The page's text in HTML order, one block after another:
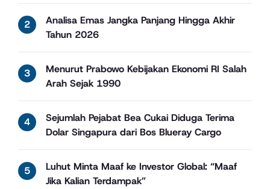
Analisa Emas Jangka Panjang Hingga Akhir
Tahun 2026
Menurut Prabowo Kebijakan Ekonomi RI Salah
Arah Sejak 1990
Sejumlah Pejabat Bea Cukai Diduga Terima
Dolar Singapura dari Bos Blueray Cargo
Luhut Minta Maaf ke Investor Global: “Maaf
Jika Kalian Terdampak”